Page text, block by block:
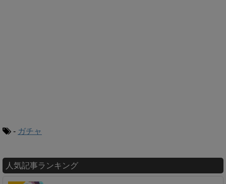
- ガチャ
人気記事ランキング